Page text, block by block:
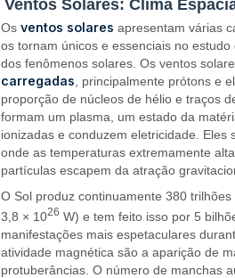
Ventos Solares: Clima
Osventos solares apresentam várias
os tornam únicos e essenciais no
dos fenômenos solares. Os ventos
carregadas, principalmente prótons e
proporção de núcleos de hélio e traços
formam um plasma, um estado da
ionizadas e conduzem eletricidade. Eles
onde as temperaturas extremamente
partículas escapem da atração
O Sol produz continuamente 380
3,8 × 1026 W) e tem feito isso por 5
manifestações mais espetaculares
atividade magnética são a aparição de
protuberâncias. O número de manchas